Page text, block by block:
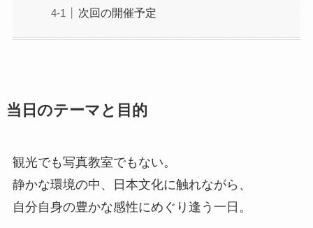
次回の開催予定
当日のテーマと目的
観光でも写真教室でもない。
静かな環境の中、日本文化に触れながら、
自分自身の豊かな感性にめぐり逢う一日。